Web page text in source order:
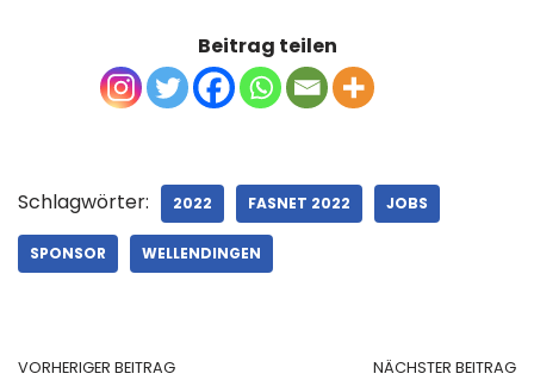
Beitrag teilen
Schlagwörter: 2022 FASNET 2022 JOBS
SPONSOR WELLENDINGEN
VORHERIGER BEITRAG NÄCHSTER BEITRAG